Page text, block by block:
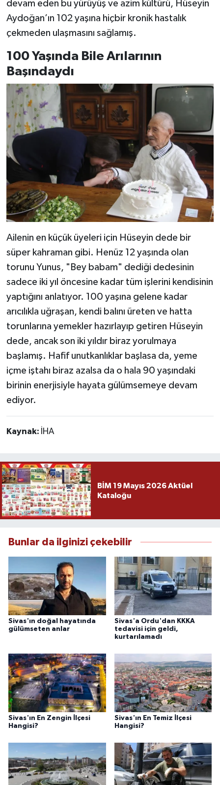
devam eden bu yürüyüş ve azim kültürü, Hüseyin
Aydoğan’ın 102 yaşına hiçbir kronik hastalık
çekmeden ulaşmasını sağlamış.
100 Yaşında Bile Arılarının
Başındaydı
Ailenin en küçük üyeleri için Hüseyin dede bir
süper kahraman gibi. Henüz 12 yaşında olan
torunu Yunus, "Bey babam" dediği dedesinin
sadece iki yıl öncesine kadar tüm işlerini kendisinin
yaptığını anlatıyor. 100 yaşına gelene kadar
arıcılıkla uğraşan, kendi balını üreten ve hatta
torunlarına yemekler hazırlayıp getiren Hüseyin
dede, ancak son iki yıldır biraz yorulmaya
başlamış. Hafif unutkanlıklar başlasa da, yeme
içme iştahı biraz azalsa da o hala 90 yaşındaki
birinin enerjisiyle hayata gülümsemeye devam
ediyor.
Kaynak: İHA
BİM 19 Mayıs 2026 Aktüel
Kataloğu
Bunlar da ilginizi çekebilir
Sivas'ın doğal hayatında
gülümseten anlar
Sivas'a Ordu'dan KKKA
tedavisi için geldi,
kurtarılamadı
Sivas'ın En Zengin İlçesi
Hangisi?
Sivas'ın En Temiz İlçesi
Hangisi?